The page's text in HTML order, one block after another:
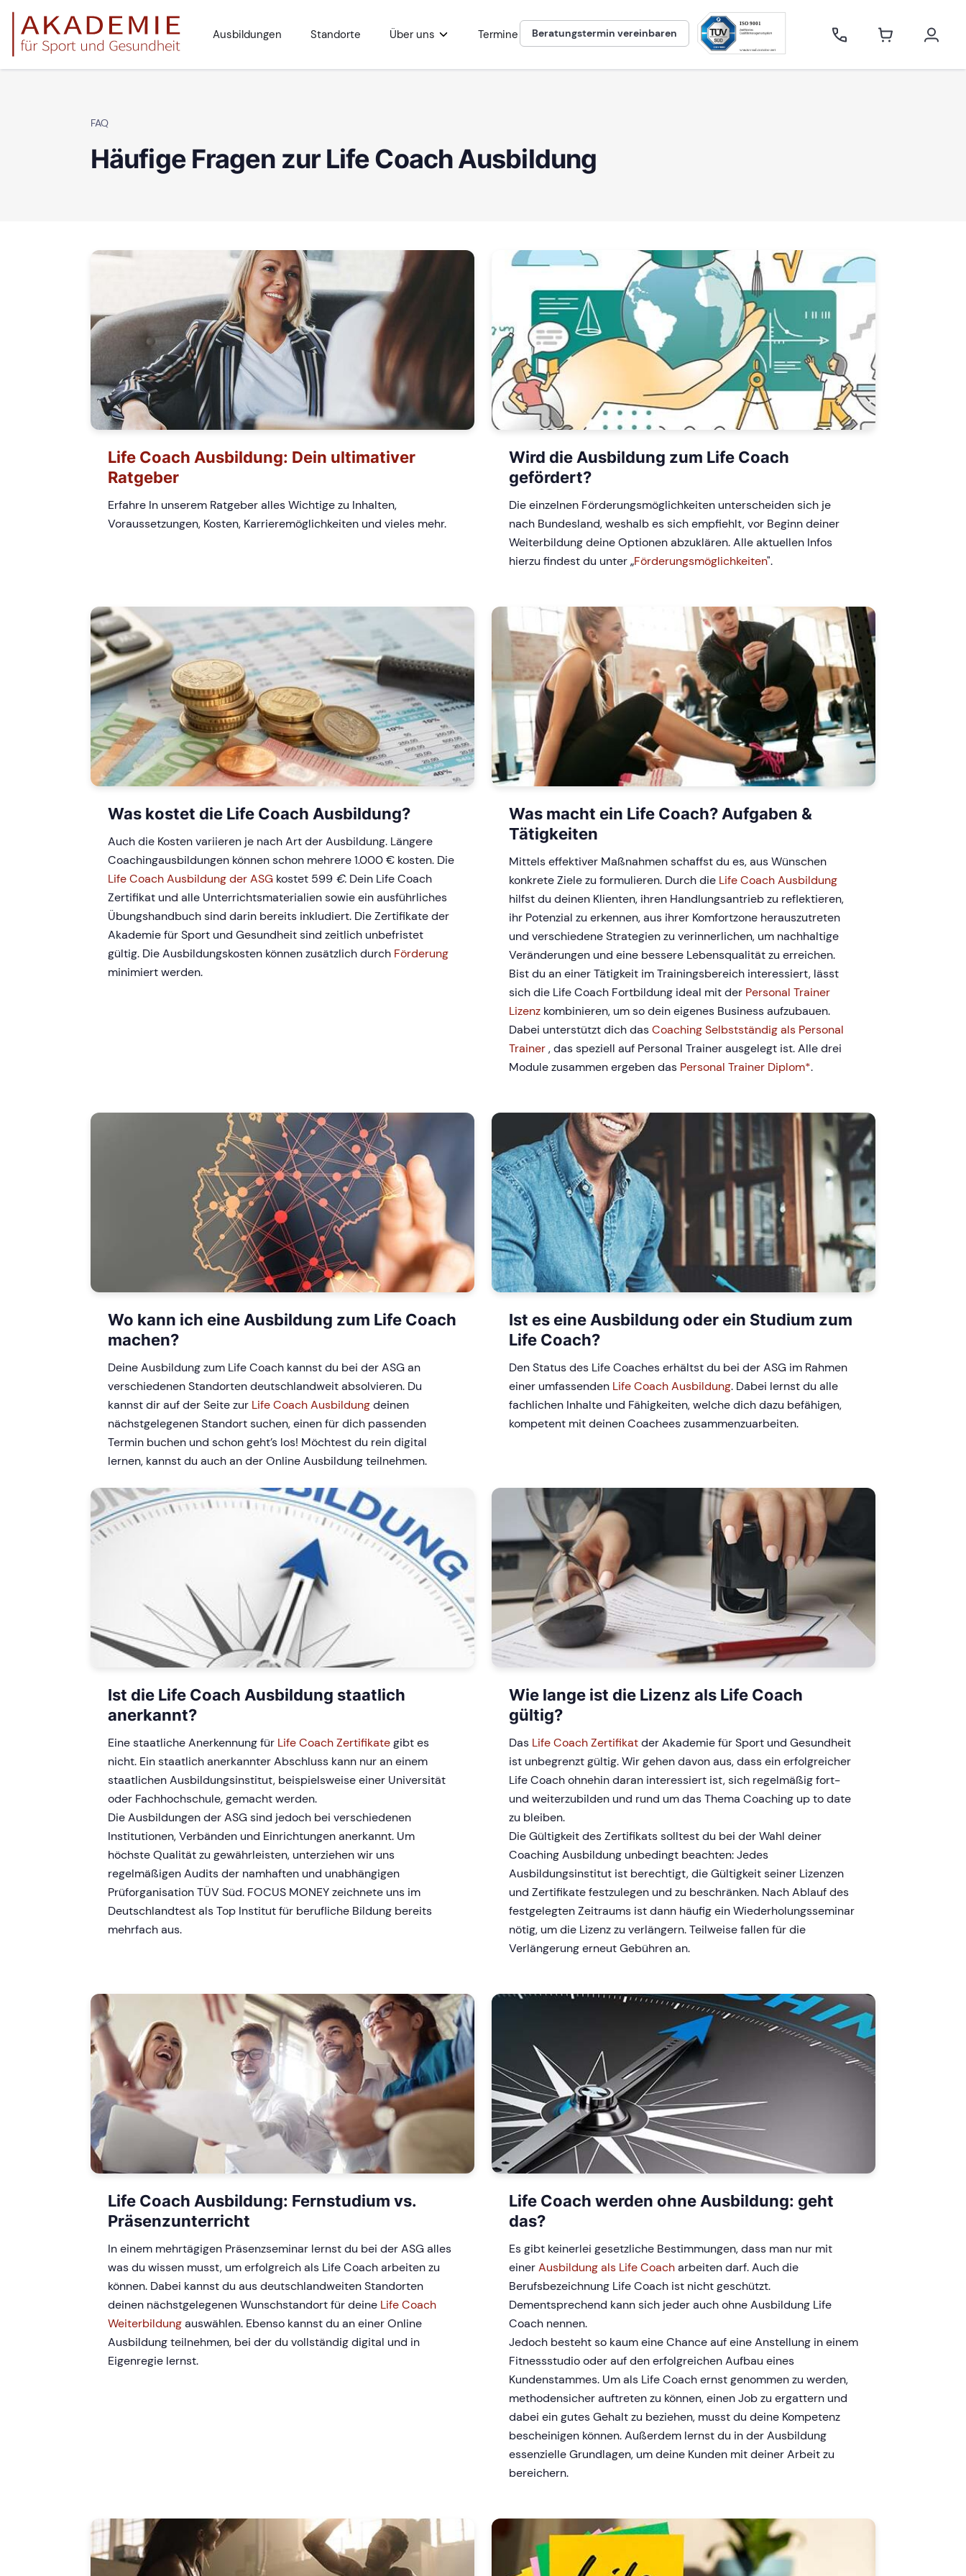
Ausbildungen Standorte Über uns Termine Beratungstermin vereinbaren
FAQ
Häufige Fragen zur Life Coach Ausbildung
Life Coach Ausbildung: Dein ultimativer
Ratgeber
Erfahre In unserem Ratgeber alles Wichtige zu Inhalten,
Voraussetzungen, Kosten, Karrieremöglichkeiten und vieles mehr.
Wird die Ausbildung zum Life Coach
gefördert?
Die einzelnen Förderungsmöglichkeiten unterscheiden sich je
nach Bundesland, weshalb es sich empfiehlt, vor Beginn deiner
Weiterbildung deine Optionen abzuklären. Alle aktuellen Infos
hierzu findest du unter „Förderungsmöglichkeiten".
Was kostet die Life Coach Ausbildung?
Auch die Kosten variieren je nach Art der Ausbildung. Längere
Coachingausbildungen können schon mehrere 1.000 € kosten. Die
Life Coach Ausbildung der ASG kostet 599 €. Dein Life Coach
Zertifikat und alle Unterrichtsmaterialien sowie ein ausführliches
Übungshandbuch sind darin bereits inkludiert. Die Zertifikate der
Akademie für Sport und Gesundheit sind zeitlich unbefristet
gültig. Die Ausbildungskosten können zusätzlich durch Förderung
minimiert werden.
Was macht ein Life Coach? Aufgaben &
Tätigkeiten
Mittels effektiver Maßnahmen schaffst du es, aus Wünschen
konkrete Ziele zu formulieren. Durch die Life Coach Ausbildung
hilfst du deinen Klienten, ihren Handlungsantrieb zu reflektieren,
ihr Potenzial zu erkennen, aus ihrer Komfortzone herauszutreten
und verschiedene Strategien zu verinnerlichen, um nachhaltige
Veränderungen und eine bessere Lebensqualität zu erreichen.
Bist du an einer Tätigkeit im Trainingsbereich interessiert, lässt
sich die Life Coach Fortbildung ideal mit der Personal Trainer
Lizenz kombinieren, um so dein eigenes Business aufzubauen.
Dabei unterstützt dich dasCoaching Selbstständig als Personal
Trainer, das speziell auf Personal Trainer ausgelegt ist. Alle drei
Module zusammen ergeben das Personal Trainer Diplom*.
Wo kann ich eine Ausbildung zum Life Coach
machen?
Deine Ausbildung zum Life Coach kannst du bei der ASG an
verschiedenen Standorten deutschlandweit absolvieren. Du
kannst dir auf der Seite zur Life Coach Ausbildungdeinen
nächstgelegenen Standort suchen, einen für dich passenden
Termin buchen und schon geht’s los! Möchtest du rein digital
lernen, kannst du auch an der Online Ausbildung teilnehmen.
Ist es eine Ausbildung oder ein Studium zum
Life Coach?
Den Status des Life Coaches erhältst du bei der ASG im Rahmen
einer umfassenden Life Coach Ausbildung. Dabei lernst du alle
fachlichen Inhalte und Fähigkeiten, welche dich dazu befähigen,
kompetent mit deinen Coachees zusammenzuarbeiten.
Ist die Life Coach Ausbildung staatlich
anerkannt?
Eine staatliche Anerkennung für Life Coach Zertifikategibt es
nicht. Ein staatlich anerkannter Abschluss kann nur an einem
staatlichen Ausbildungsinstitut, beispielsweise einer Universität
oder Fachhochschule, gemacht werden.
Die Ausbildungen der ASG sind jedoch bei verschiedenen
Institutionen, Verbänden und Einrichtungen anerkannt. Um
höchste Qualität zu gewährleisten, unterziehen wir uns
regelmäßigen Audits der namhaften und unabhängigen
Prüforganisation TÜV Süd. FOCUS MONEY zeichnete uns im
Deutschlandtest als Top Institut für berufliche Bildung bereits
mehrfach aus.
Wie lange ist die Lizenz als Life Coach
gültig?
Das Life Coach Zertifikatder Akademie für Sport und Gesundheit
ist unbegrenzt gültig. Wir gehen davon aus, dass ein erfolgreicher
Life Coach ohnehin daran interessiert ist, sich regelmäßig fort-
und weiterzubilden und rund um das Thema Coaching up to date
zu bleiben.
Die Gültigkeit des Zertifikats solltest du bei der Wahl deiner
Coaching Ausbildung unbedingt beachten: Jedes
Ausbildungsinstitut ist berechtigt, die Gültigkeit seiner Lizenzen
und Zertifikate festzulegen und zu beschränken. Nach Ablauf des
festgelegten Zeitraums ist dann häufig ein Wiederholungsseminar
nötig, um die Lizenz zu verlängern. Teilweise fallen für die
Verlängerung erneut Gebühren an.
Life Coach Ausbildung: Fernstudium vs.
Präsenzunterricht
In einem mehrtägigen Präsenzseminar lernst du bei der ASG alles
was du wissen musst, um erfolgreich als Life Coach arbeiten zu
können. Dabei kannst du aus deutschlandweiten Standorten
deinen nächstgelegenen Wunschstandort für deine Life Coach
Weiterbildungauswählen. Ebenso kannst du an einer Online
Ausbildung teilnehmen, bei der du vollständig digital und in
Eigenregie lernst.
Life Coach werden ohne Ausbildung: geht
das?
Es gibt keinerlei gesetzliche Bestimmungen, dass man nur mit
einerAusbildung als Life Coacharbeiten darf. Auch die
Berufsbezeichnung Life Coach ist nicht geschützt.
Dementsprechend kann sich jeder auch ohne Ausbildung Life
Coach nennen.
Jedoch besteht so kaum eine Chance auf eine Anstellung in einem
Fitnessstudio oder auf den erfolgreichen Aufbau eines
Kundenstammes. Um als Life Coach ernst genommen zu werden,
methodensicher auftreten zu können, einen Job zu ergattern und
dabei ein gutes Gehalt zu beziehen, musst du deine Kompetenz
bescheinigen können. Außerdem lernst du in der Ausbildung
essenzielle Grundlagen, um deine Kunden mit deiner Arbeit zu
bereichern.